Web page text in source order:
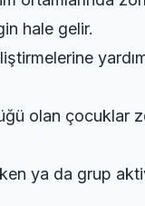
hale gelir.
olan çocuklar
ya da grup